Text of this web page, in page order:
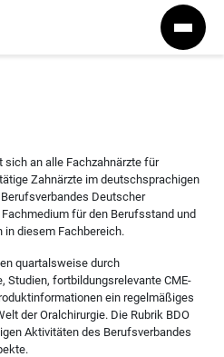
sich an alle Fachzahnärzte für
Zahnärzte im deutschsprachigen
Deutscher
für den Berufsstand und
diesem Fachbereich.
quartalsweise durch
Studien, fortbildungsrelevante CME-
ein regelmäßiges
der Oralchirurgie. Die Rubrik BDO
Aktivitäten des Berufsverbandes